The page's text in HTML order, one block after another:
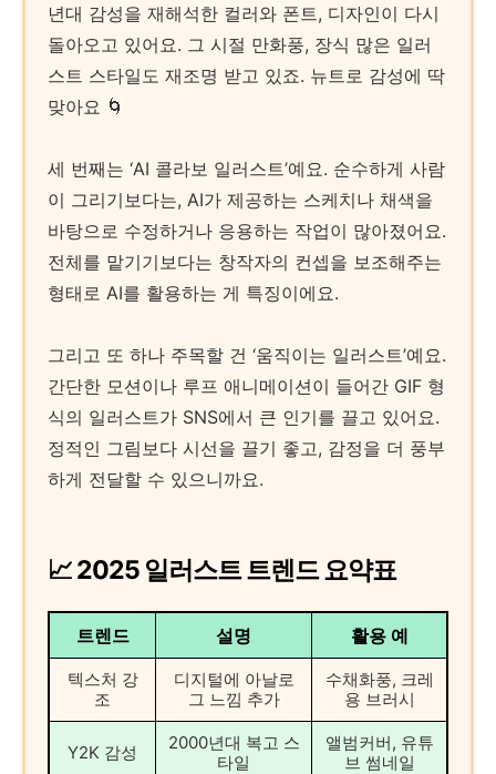
년대 감성을 재해석한 컬러와 폰트, 디자인이 다시
돌아오고 있어요. 그 시절 만화풍, 장식 많은 일러
스트 스타일도 재조명 받고 있죠. 뉴트로 감성에 딱
맞아요 🌀
세 번째는 ‘AI 콜라보 일러스트’예요. 순수하게 사람
이 그리기보다는, AI가 제공하는 스케치나 채색을
바탕으로 수정하거나 응용하는 작업이 많아졌어요.
전체를 맡기기보다는 창작자의 컨셉을 보조해주는
형태로 AI를 활용하는 게 특징이에요.
그리고 또 하나 주목할 건 ‘움직이는 일러스트’예요.
간단한 모션이나 루프 애니메이션이 들어간 GIF 형
식의 일러스트가 SNS에서 큰 인기를 끌고 있어요.
정적인 그림보다 시선을 끌기 좋고, 감정을 더 풍부
하게 전달할 수 있으니까요.
📈 2025 일러스트 트렌드 요약표
트렌드 설명 활용 예
텍스처 강
조
디지털에 아날로
그 느낌 추가
수채화풍, 크레
용 브러시
Y2K 감성
2000년대 복고 스
타일
앨범커버, 유튜
브 썸네일